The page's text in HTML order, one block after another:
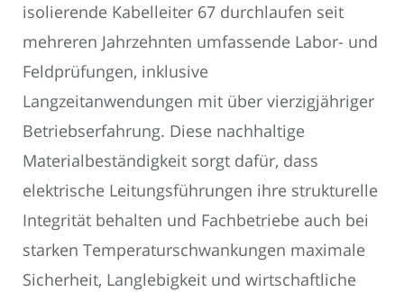
isolierende Kabelleiter 67 durchlaufen seit
mehreren Jahrzehnten umfassende Labor- und
Feldprüfungen, inklusive
Langzeitanwendungen mit über vierzigjähriger
Betriebserfahrung. Diese nachhaltige
Materialbeständigkeit sorgt dafür, dass
elektrische Leitungsführungen ihre strukturelle
Integrität behalten und Fachbetriebe auch bei
starken Temperaturschwankungen maximale
Sicherheit, Langlebigkeit und wirtschaftliche